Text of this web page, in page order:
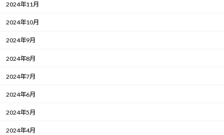
2024年11月
2024年10月
2024年9月
2024年8月
2024年7月
2024年6月
2024年5月
2024年4月